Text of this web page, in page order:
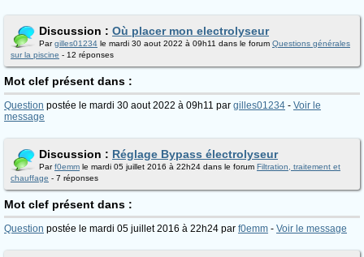
Discussion : Où placer mon electrolyseur
Pargilles01234 le mardi 30 aout 2022 à 09h11 dans le forum Questions générales
sur la piscine - 12 réponses
Mot clef présent dans :
Question postée le mardi 30 aout 2022 à 09h11 par gilles01234 - Voir le
message
Discussion : Réglage Bypass électrolyseur
Parf0emm le mardi 05 juillet 2016 à 22h24 dans le forum Filtration, traitement et
chauffage - 7 réponses
Mot clef présent dans :
Question postée le mardi 05 juillet 2016 à 22h24 par f0emm - Voir le message